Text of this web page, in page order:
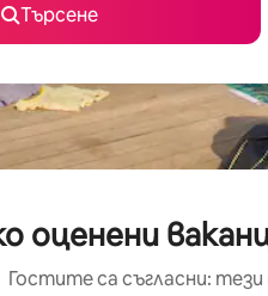
Търсене
оценени
Гостите са съгласни: